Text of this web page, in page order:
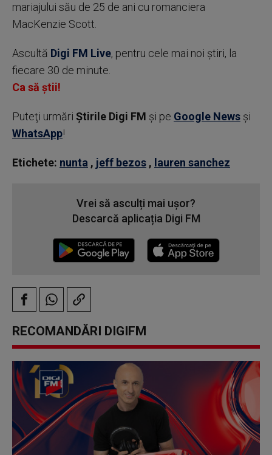
mariajului său de 25 de ani cu romanciera
MacKenzie Scott.
Ascultă Digi FM Live, pentru cele mai noi știri, la
fiecare 30 de minute.
Ca să știi!
Puteţi urmări Știrile Digi FM şi pe Google News şi
WhatsApp!
Etichete: nunta , jeff bezos , lauren sanchez
Vrei să asculți mai ușor?
Descarcă aplicația Digi FM
RECOMANDĂRI DIGIFM